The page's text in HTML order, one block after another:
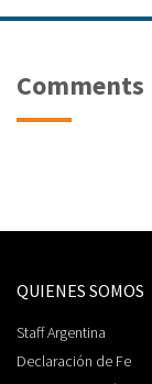
Comments
QUIENES SOMOS
Staff Argentina
Declaración de Fe